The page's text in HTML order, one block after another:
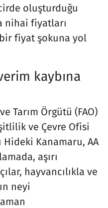
oluşturduğu
nihai fiyatları
fiyat şokuna yol
kaybına
Tarım Örgütü (FAO)
ve Çevre Ofisi
Hideki Kanamaru, AA
aşırı
hayvancılıkla ve
neyi